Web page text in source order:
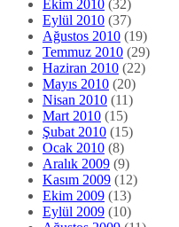
Ekim 2010 (32)
Eylül 2010 (37)
Ağustos 2010 (19)
Temmuz 2010 (29)
Haziran 2010 (22)
Mayıs 2010 (20)
Nisan 2010 (11)
Mart 2010 (15)
Şubat 2010 (15)
Ocak 2010 (8)
Aralık 2009 (9)
Kasım 2009 (12)
Ekim 2009 (13)
Eylül 2009 (10)